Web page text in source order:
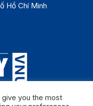
Hồ Chí Minh
you the most